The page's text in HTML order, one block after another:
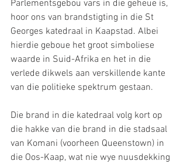
Parlementsgebou vars in die geheue is,
hoor ons van brandstigting in die St
Georges katedraal in Kaapstad. Albei
hierdie geboue het groot simboliese
waarde in Suid-Afrika en het in die
verlede dikwels aan verskillende kante
van die politieke spektrum gestaan.
Die brand in die katedraal volg kort op
die hakke van die brand in die stadsaal
van Komani (voorheen Queenstown) in
die Oos-Kaap, wat nie wye nuusdekking